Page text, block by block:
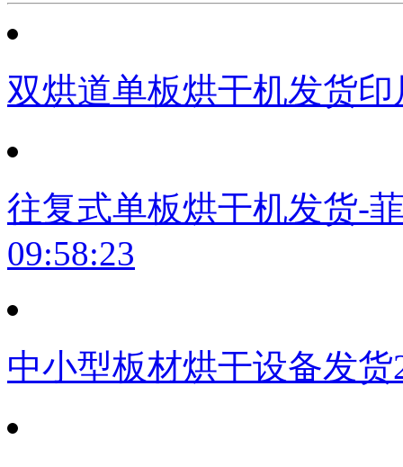
双烘道单板烘干机发货印
往复式单板烘干机发货-
09:58:23
中小型板材烘干设备发货